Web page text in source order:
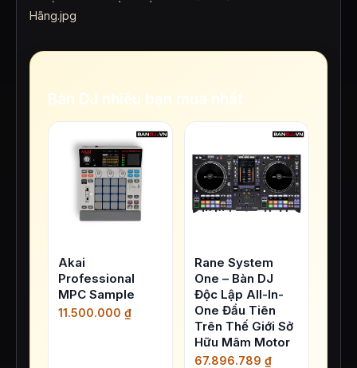
Bàn DJ nhiều bạn mua nhất
Akai
Professional
MPC Sample
11.500.000 ₫
Rane System
One – Bàn DJ
Độc Lập All-In-
One Đầu Tiên
Trên Thế Giới Sở
Hữu Mâm Motor
67.896.789 ₫